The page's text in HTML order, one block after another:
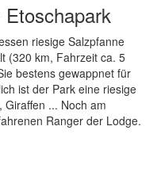
riesige Salzpfanne
(320 km, Fahrzeit ca. 5
bestens gewappnet für
ist der Park eine riesige
... Noch am
Ranger der Lodge.